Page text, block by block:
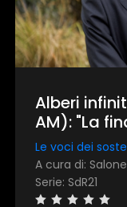
Alberi
AM): "La
Le voci dei
A cura di:
Serie: SdR21